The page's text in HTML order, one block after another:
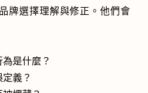
牌選擇理解與修正。他們會
是什麼？
義？